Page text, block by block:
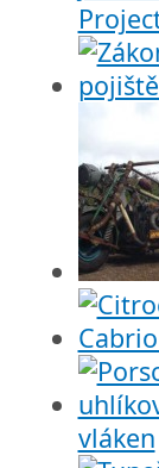
vláken